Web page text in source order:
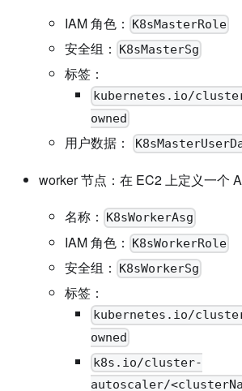
IAM 角色：
K8sMasterRole
安全组： K8sMasterSg
标签：
kubernetes.io/
owned
用户数据：
worker 节点：在 EC2 上定义一个
名称：
K8sWorkerAsg
IAM 角色： K8sWorkerRole
安全组： K8sWorkerSg
标签：
kubernetes.io/
owned
k8s.io/cluster-
autoscaler/